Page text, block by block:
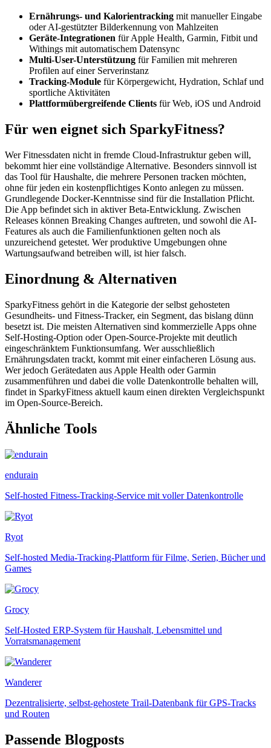
Ernährungs- und Kalorientracking mit manueller Eingabe
oder AI-gestützter Bilderkennung von Mahlzeiten
Geräte-Integrationen für Apple Health, Garmin, Fitbit und
Withings mit automatischem Datensync
Multi-User-Unterstützung für Familien mit mehreren
Profilen auf einer Serverinstanz
Tracking-Module für Körpergewicht, Hydration, Schlaf und
sportliche Aktivitäten
Plattformübergreifende Clients für Web, iOS und Android
Für wen eignet sich SparkyFitness?
Wer Fitnessdaten nicht in fremde Cloud-Infrastruktur geben will,
bekommt hier eine vollständige Alternative. Besonders sinnvoll ist
das Tool für Haushalte, die mehrere Personen tracken möchten,
ohne für jeden ein kostenpflichtiges Konto anlegen zu müssen.
Grundlegende Docker-Kenntnisse sind für die Installation Pflicht.
Die App befindet sich in aktiver Beta-Entwicklung. Zwischen
Releases können Breaking Changes auftreten, und sowohl die AI-
Features als auch die Familienfunktionen gelten noch als
unzureichend getestet. Wer produktive Umgebungen ohne
Wartungsaufwand betreiben will, ist hier falsch.
Einordnung & Alternativen
SparkyFitness gehört in die Kategorie der selbst gehosteten
Gesundheits- und Fitness-Tracker, ein Segment, das bislang dünn
besetzt ist. Die meisten Alternativen sind kommerzielle Apps ohne
Self-Hosting-Option oder Open-Source-Projekte mit deutlich
eingeschränktem Funktionsumfang. Wer ausschließlich
Ernährungsdaten trackt, kommt mit einer einfacheren Lösung aus.
Wer jedoch Gerätedaten aus Apple Health oder Garmin
zusammenführen und dabei die volle Datenkontrolle behalten will,
findet in SparkyFitness aktuell kaum einen direkten Vergleichspunkt
im Open-Source-Bereich.
Ähnliche Tools
endurain
Self-hosted Fitness-Tracking-Service mit voller Datenkontrolle
Ryot
Self-hosted Media-Tracking-Plattform für Filme, Serien, Bücher und
Games
Grocy
Self-Hosted ERP-System für Haushalt, Lebensmittel und
Vorratsmanagement
Wanderer
Dezentralisierte, selbst-gehostete Trail-Datenbank für GPS-Tracks
und Routen
Passende Blogposts